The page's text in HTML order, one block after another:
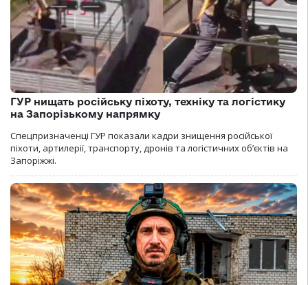
ГУР нищать російську піхоту, техніку та логістику
на Запорізькому напрямку
Спецпризначенці ГУР показали кадри знищення російської
піхоти, артилерії, транспорту, дронів та логістичних об’єктів на
Запоріжжі.